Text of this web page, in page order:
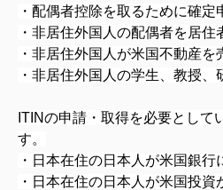
・配偶者控除を取るために確
・非居住外国人の配偶者を居
・非居住外国人が米国不動産
・非居住外国人の学生、教授
ITINの申請・取得を必要とし
す。
・日本在住の日本人が米国銀
・日本在住の日本人が米国投